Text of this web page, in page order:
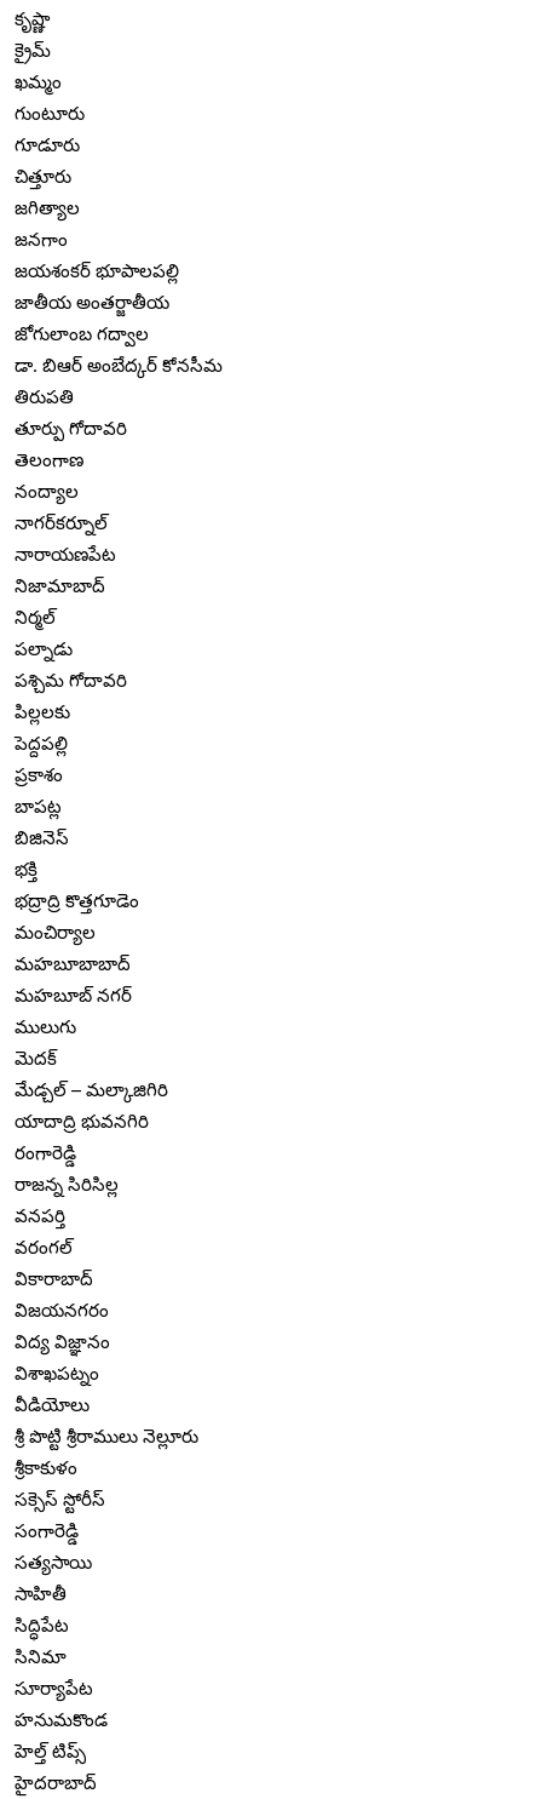
కృష్ణా
క్రైమ్
ఖమ్మం
గుంటూరు
గూడూరు
చిత్తూరు
జగిత్యాల
జనగాం
జయశంకర్ భూపాలపల్లి
జాతీయ అంతర్జాతీయ
జోగులాంబ గద్వాల
డా. బిఆర్ అంబేద్కర్ కోనసీమ
తిరుపతి
తూర్పు గోదావరి
తెలంగాణ
నంద్యాల
నాగర్‌కర్నూల్
నారాయణపేట
నిజామాబాద్
నిర్మల్
పల్నాడు
పశ్చిమ గోదావరి
పిల్లలకు
పెద్దపల్లి
ప్రకాశం
బాపట్ల
బిజినెస్
భక్తి
భద్రాద్రి కొత్తగూడెం
మంచిర్యాల
మహబూబాబాద్
మహబూబ్ నగర్
ములుగు
మెదక్
మేడ్చల్ – మల్కాజిగిరి
యాదాద్రి భువనగిరి
రంగారెడ్డి
రాజన్న సిరిసిల్ల
వనపర్తి
వరంగల్
వికారాబాద్
విజయనగరం
విద్య విజ్ఞానం
విశాఖపట్నం
వీడియోలు
శ్రీ పొట్టి శ్రీరాములు నెల్లూరు
శ్రీకాకుళం
సక్సెస్ స్టోరీస్
సంగారెడ్డి
సత్యసాయి
సాహితీ
సిద్ధిపేట
సినిమా
సూర్యాపేట
హనుమకొండ
హెల్త్ టిప్స్
హైదరాబాద్